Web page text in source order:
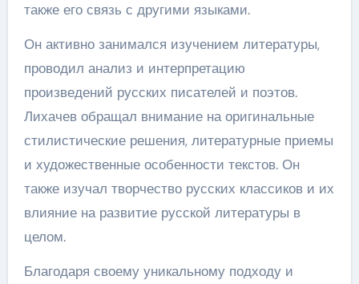
также его связь с другими языками.
Он активно занимался изучением литературы,
проводил анализ и интерпретацию
произведений русских писателей и поэтов.
Лихачев обращал внимание на оригинальные
стилистические решения, литературные приемы
и художественные особенности текстов. Он
также изучал творчество русских классиков и их
влияние на развитие русской литературы в
целом.
Благодаря своему уникальному подходу и